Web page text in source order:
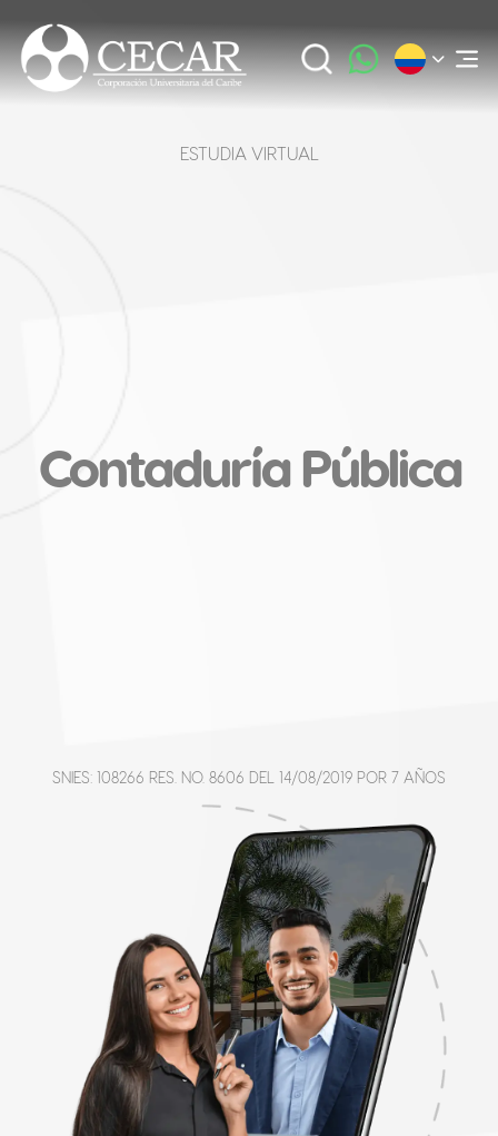
ESTUDIA VIRTUAL
Contaduría Pública
SNIES: 108266 RES. NO. 8606 DEL 14/08/2019 POR 7 AÑOS